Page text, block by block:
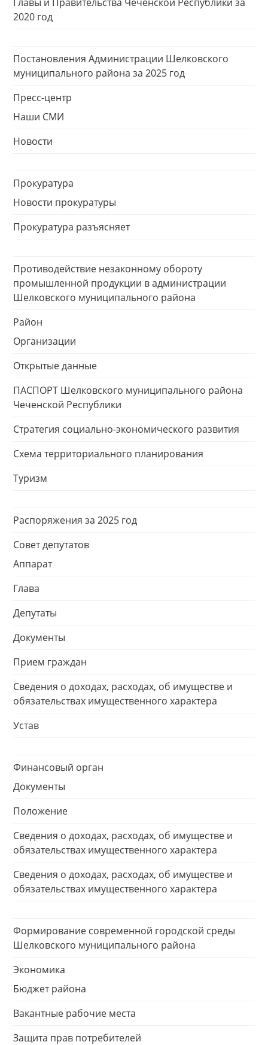
2020 год
Постановления Администрации Шелковского
муниципального района за 2025 год
Пресс-центр
Наши СМИ
Новости
Прокуратура
Новости прокуратуры
Прокуратура разъясняет
Противодействие незаконному обороту
промышленной продукции в администрации
Шелковского муниципального района
Район
Организации
Открытые данные
ПАСПОРТ Шелковского муниципального района
Чеченской Республики
Стратегия социально-экономического развития
Схема территориального планирования
Туризм
Распоряжения за 2025 год
Совет депутатов
Аппарат
Глава
Депутаты
Документы
Прием граждан
Сведения о доходах, расходах, об имуществе и
обязательствах имущественного характера
Устав
Финансовый орган
Документы
Положение
Сведения о доходах, расходах, об имуществе и
обязательствах имущественного характера
Сведения о доходах, расходах, об имуществе и
обязательствах имущественного характера
Формирование современной городской среды
Шелковского муниципального района
Экономика
Бюджет района
Вакантные рабочие места
Защита прав потребителей